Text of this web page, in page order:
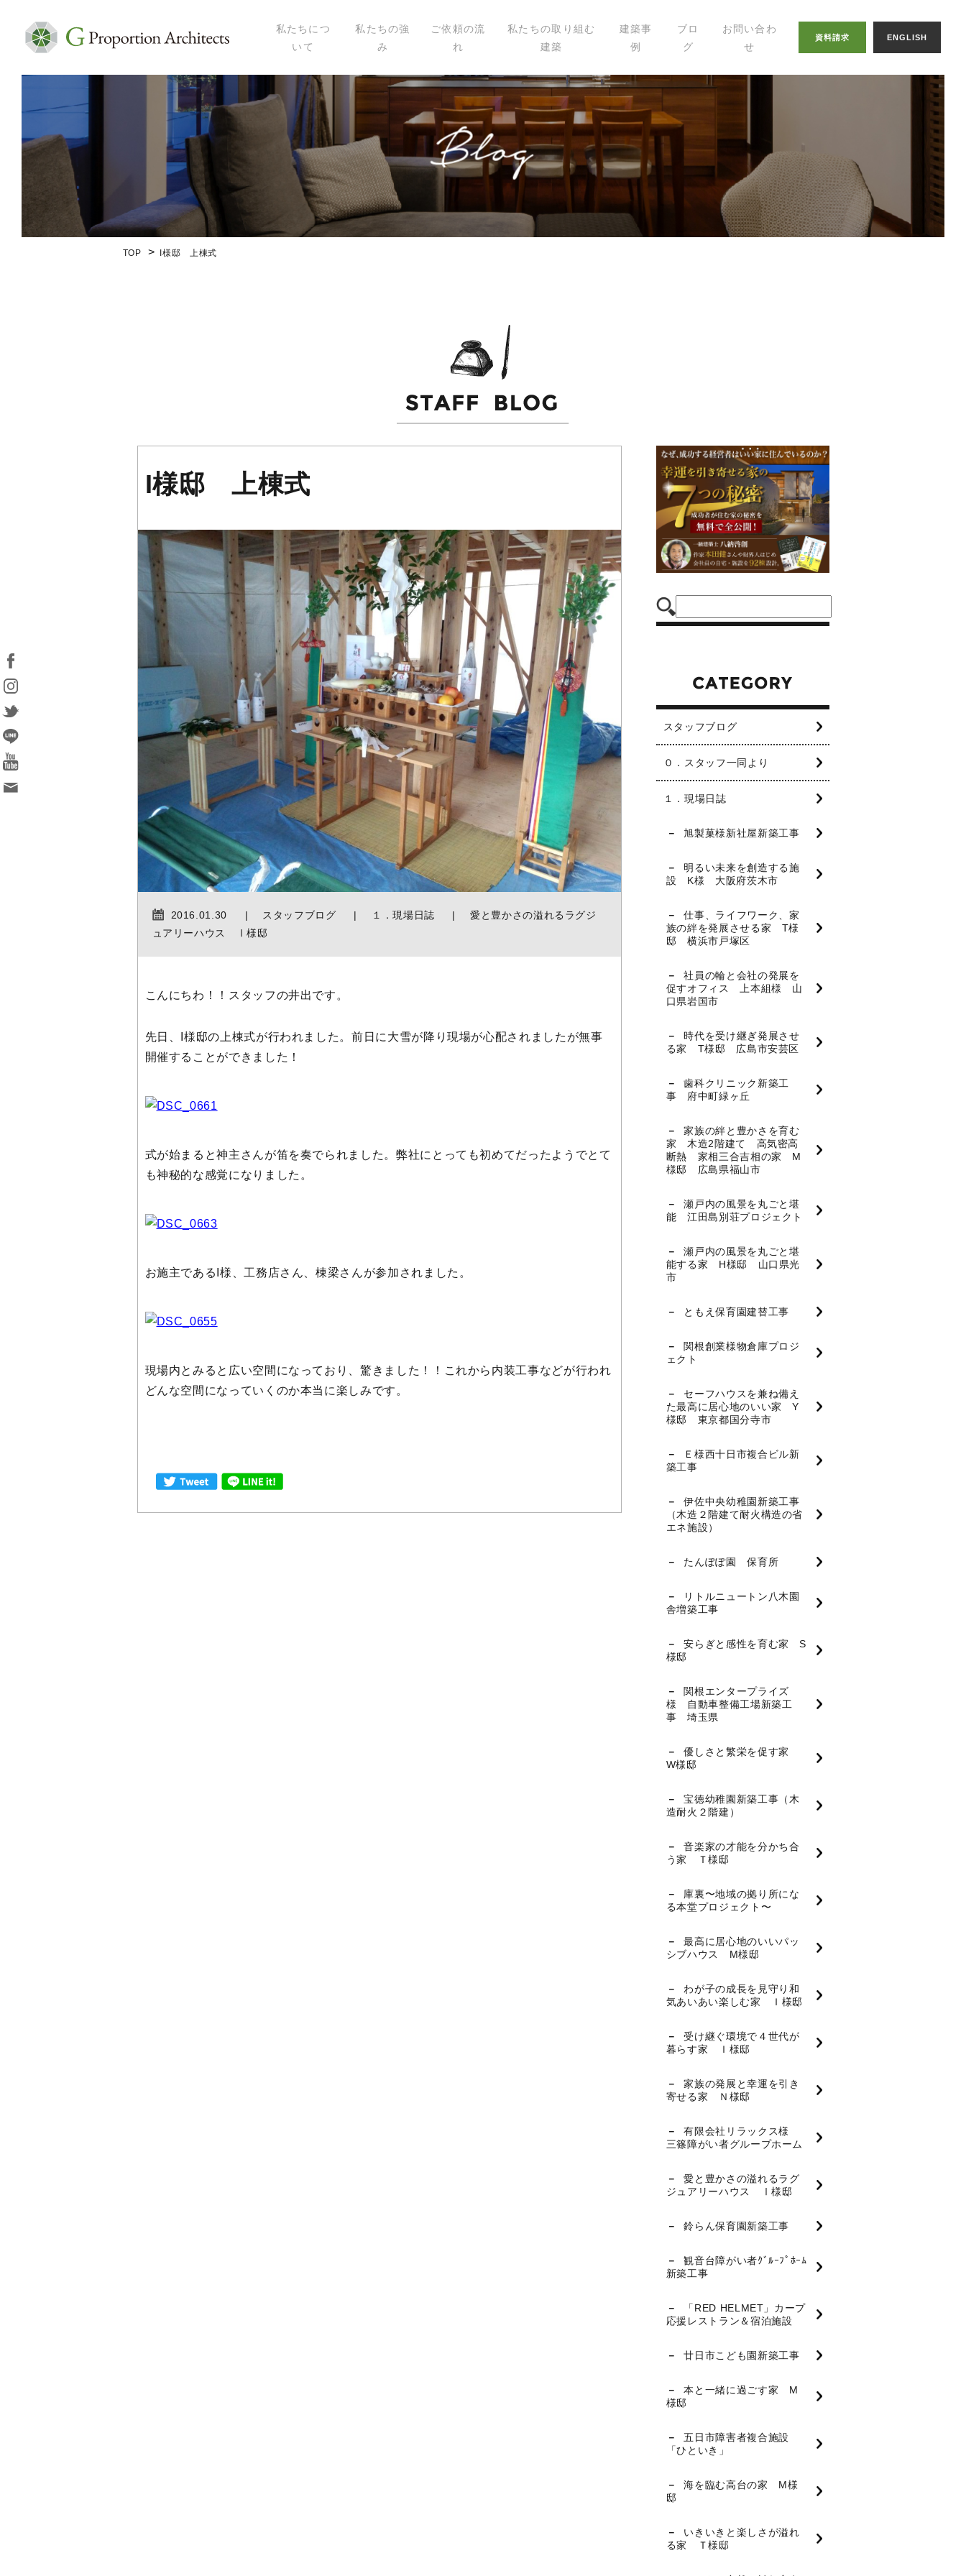
私たちにつ
いて
私たちについて
代表プロフィール
セミナー・講演
メディア掲載
会社概要
私たちの強
み
ご依頼の流
れ
私たちの取り組む
建築
建築事
例
ブロ
グ
幸せの家づくりの
八納ブログ
スタッフグログ
お問い合わ
せ
資料請求 ENGLISH
TOP I様邸 上棟式
I様邸 上棟式
2016.01.30 スタッフブログ １．現場日誌
愛と豊かさの溢れるラグジ
ュアリーハウス Ⅰ様邸
こんにちわ！！スタッフの井出です。
先日、I様邸の上棟式が行われました。前日に大雪が降り現場が心配されましたが無事
開催することができました！
式が始まると神主さんが笛を奏でられました。弊社にとっても初めてだったようでとて
も神秘的な感覚になりました。
お施主であるI様、工務店さん、棟梁さんが参加されました。
現場内とみると広い空間になっており、驚きました！！これから内装工事などが行われ
どんな空間になっていくのか本当に楽しみです。
スタッフブログ
０．スタッフ一同より
１．現場日誌
旭製菓様新社屋新築工事
明るい未来を創造する施
設 K様 大阪府茨木市
仕事、ライフワーク、家
族の絆を発展させる家 T様
邸 横浜市戸塚区
社員の輪と会社の発展を
促すオフィス 上本組様 山
口県岩国市
時代を受け継ぎ発展させ
る家 T様邸 広島市安芸区
歯科クリニック新築工
事 府中町緑ヶ丘
家族の絆と豊かさを育む
家 木造2階建て 高気密高
断熱 家相三合吉相の家 M
様邸 広島県福山市
瀬戸内の風景を丸ごと堪
能 江田島別荘プロジェクト
瀬戸内の風景を丸ごと堪
能する家 H様邸 山口県光
市
ともえ保育園建替工事
関根創業様物倉庫プロジ
ェクト
セーフハウスを兼ね備え
た最高に居心地のいい家 Y
様邸 東京都国分寺市
Ｅ様西十日市複合ビル新
築工事
伊佐中央幼稚園新築工事
（木造２階建て耐火構造の省
エネ施設）
たんぽぽ園 保育所
リトルニュートン八木園
舎増築工事
安らぎと感性を育む家 S
様邸
関根エンタープライズ
様 自動車整備工場新築工
事 埼玉県
優しさと繁栄を促す家
W様邸
宝徳幼稚園新築工事（木
造耐火２階建）
音楽家の才能を分かち合
う家 Ｔ様邸
庫裏〜地域の拠り所にな
る本堂プロジェクト〜
最高に居心地のいいパッ
シブハウス M様邸
わが子の成長を見守り和
気あいあい楽しむ家 Ｉ様邸
受け継ぐ環境で４世代が
暮らす家 Ｉ様邸
家族の発展と幸運を引き
寄せる家 Ｎ様邸
有限会社リラックス様
三篠障がい者グループホーム
愛と豊かさの溢れるラグ
ジュアリーハウス Ⅰ様邸
鈴らん保育園新築工事
観音台障がい者ｸﾞﾙｰﾌﾟﾎｰﾑ
新築工事
「RED HELMET」カープ
応援レストラン＆宿泊施設
廿日市こども園新築工事
本と一緒に過ごす家 M
様邸
五日市障害者複合施設
「ひといき」
海を臨む高台の家 M様
邸
いきいきと楽しさが溢れ
る家 Ｔ様邸